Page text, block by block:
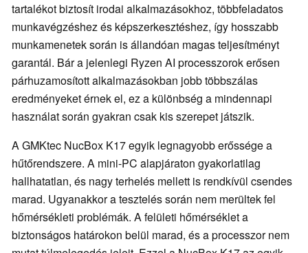
tartalékot biztosít irodai alkalmazásokhoz, többfeladatos
munkavégzéshez és képszerkesztéshez, így hosszabb
munkamenetek során is állandóan magas teljesítményt
garantál. Bár a jelenlegi Ryzen AI processzorok erősen
párhuzamosított alkalmazásokban jobb többszálas
eredményeket érnek el, ez a különbség a mindennapi
használat során gyakran csak kis szerepet játszik.
A GMKtec NucBox K17 egyik legnagyobb erőssége a
hűtőrendszere. A mini-PC alapjáraton gyakorlatilag
hallhatatlan, és nagy terhelés mellett is rendkívül csendes
marad. Ugyanakkor a tesztelés során nem merültek fel
hőmérsékleti problémák. A felületi hőmérséklet a
biztonságos határokon belül marad, és a processzor nem